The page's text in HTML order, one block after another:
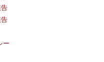
ー